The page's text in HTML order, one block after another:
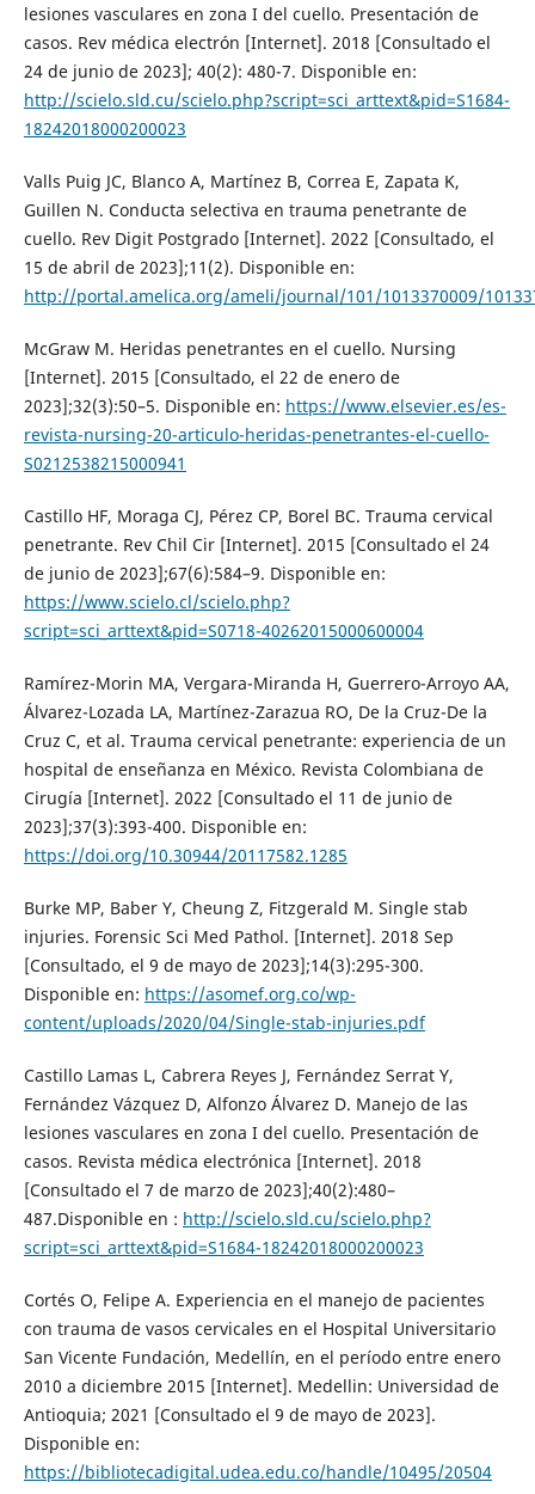
lesiones vasculares en zona I del cuello. Presentación de
casos. Rev médica electrón [Internet]. 2018 [Consultado el
24 de junio de 2023]; 40(2): 480-7. Disponible en:
http://scielo.sld.cu/scielo.php?script=sci_arttext&pid=S1684-
18242018000200023
Valls Puig JC, Blanco A, Martínez B, Correa E, Zapata K,
Guillen N. Conducta selectiva en trauma penetrante de
cuello. Rev Digit Postgrado [Internet]. 2022 [Consultado, el
15 de abril de 2023];11(2). Disponible en:
http://portal.amelica.org/ameli/journal/101/1013370009/
McGraw M. Heridas penetrantes en el cuello. Nursing
[Internet]. 2015 [Consultado, el 22 de enero de
2023];32(3):50–5. Disponible en: https://www.elsevier.es/es-
revista-nursing-20-articulo-heridas-penetrantes-el-cuello-
S0212538215000941
Castillo HF, Moraga CJ, Pérez CP, Borel BC. Trauma cervical
penetrante. Rev Chil Cir [Internet]. 2015 [Consultado el 24
de junio de 2023];67(6):584–9. Disponible en:
https://www.scielo.cl/scielo.php?
script=sci_arttext&pid=S0718-40262015000600004
Ramírez-Morin MA, Vergara-Miranda H, Guerrero-Arroyo AA,
Álvarez-Lozada LA, Martínez-Zarazua RO, De la Cruz-De la
Cruz C, et al. Trauma cervical penetrante: experiencia de un
hospital de enseñanza en México. Revista Colombiana de
Cirugía [Internet]. 2022 [Consultado el 11 de junio de
2023];37(3):393-400. Disponible en:
https://doi.org/10.30944/20117582.1285
Burke MP, Baber Y, Cheung Z, Fitzgerald M. Single stab
injuries. Forensic Sci Med Pathol. [Internet]. 2018 Sep
[Consultado, el 9 de mayo de 2023];14(3):295-300.
Disponible en: https://asomef.org.co/wp-
content/uploads/2020/04/Single-stab-injuries.pdf
Castillo Lamas L, Cabrera Reyes J, Fernández Serrat Y,
Fernández Vázquez D, Alfonzo Álvarez D. Manejo de las
lesiones vasculares en zona I del cuello. Presentación de
casos. Revista médica electrónica [Internet]. 2018
[Consultado el 7 de marzo de 2023];40(2):480–
487.Disponible en : http://scielo.sld.cu/scielo.php?
script=sci_arttext&pid=S1684-18242018000200023
Cortés O, Felipe A. Experiencia en el manejo de pacientes
con trauma de vasos cervicales en el Hospital Universitario
San Vicente Fundación, Medellín, en el período entre enero
2010 a diciembre 2015 [Internet]. Medellin: Universidad de
Antioquia; 2021 [Consultado el 9 de mayo de 2023].
Disponible en:
https://bibliotecadigital.udea.edu.co/handle/10495/20504